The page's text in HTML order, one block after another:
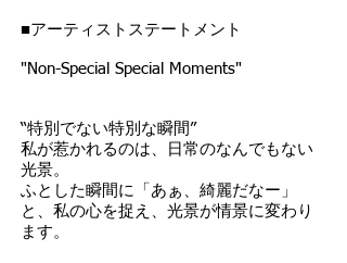
■アーティストステートメント
"Non-Special Special Moments"
“特別でない特別な瞬間”
私が惹かれるのは、日常のなんでもない
光景。
ふとした瞬間に「あぁ、綺麗だなー」
と、私の心を捉え、光景が情景に変わり
ます。